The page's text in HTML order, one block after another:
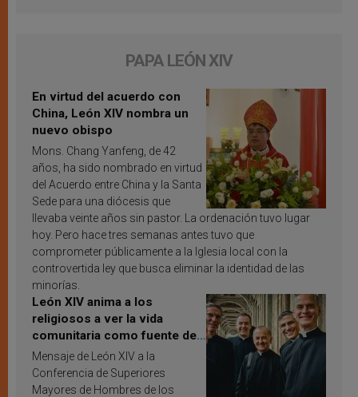
PAPA LEÓN XIV
En virtud del acuerdo con
China, León XIV nombra un
nuevo obispo
Mons. Chang Yanfeng, de 42
años, ha sido nombrado en virtud
del Acuerdo entre China y la Santa
Sede para una diócesis que
llevaba veinte años sin pastor. La ordenación tuvo lugar
hoy. Pero hace tres semanas antes tuvo que
comprometer públicamente a la Iglesia local con la
controvertida ley que busca eliminar la identidad de las
minorías.
León XIV anima a los
religiosos a ver la vida
comunitaria como fuente de
inspiración y santificación
Mensaje de León XIV a la
Conferencia de Superiores
Mayores de Hombres de los